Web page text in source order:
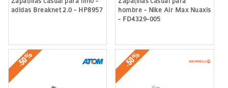
adidas Breaknet 2.0 - HP8957
hombre - Nike Air Max Nuaxis
- FD4329-005
-50% -50%